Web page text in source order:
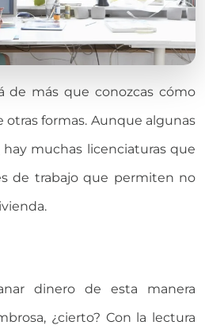
de más que conozcas cómo
otras formas. Aunque algunas
muchas licenciaturas que
de trabajo que permiten no
dinero de esta manera
¿cierto? Con la lectura